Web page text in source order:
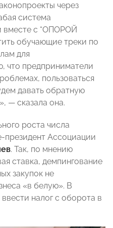
через
система
вместе с “ОПОРОЙ
обучающие треки по
для
что предприниматели
пользоваться
давать обратную
— сказала она.
роста числа
президент Ассоциации
. Так, по мнению
ставка, демпингование
закупок не
«в белую». В
налог с оборота в